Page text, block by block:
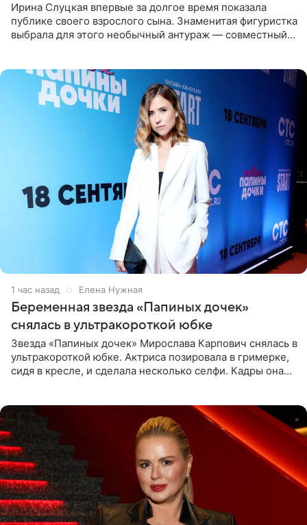
Ирина Слуцкая впервые за долгое время показала
публике своего взрослого сына. Знаменитая фигуристка
выбрала для этого необычный антураж — совместный
1 час назад Елена Нужная
Беременная звезда «Папиных дочек»
снялась в ультракороткой юбке
Звезда «Папиных дочек» Мирослава Карпович снялась в
ультракороткой юбке. Актриса позировала в гримерке,
сидя в кресле, и сделала несколько селфи. Кадры она